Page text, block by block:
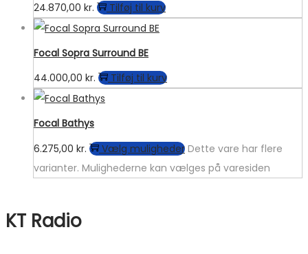
24.870,00 kr. Tilføj til kurv
Focal Sopra Surround BE
44.000,00 kr. Tilføj til kurv
Focal Bathys
6.275,00 kr. Vælg muligheder Dette vare har flere
varianter. Mulighederne kan vælges på varesiden
KT Radio